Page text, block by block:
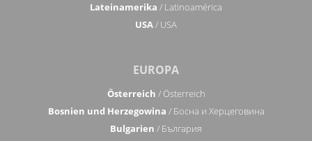
Lateinamerika / Latinoamérica
USA/ USA
EUROPA
Österreich / Österreich
Bosnien und Herzegowina / Босна и Херцеговина
Bulgarien / България